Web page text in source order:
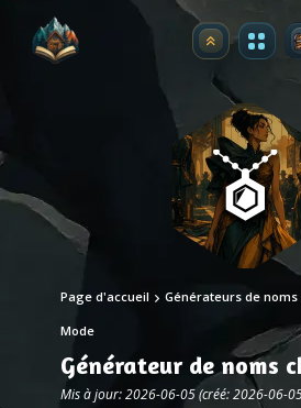
Premium
Page d'accueil Générateurs de
Mode
Générateur de noms
Mis à jour: 2026-06-05 (créé: 2026-06-